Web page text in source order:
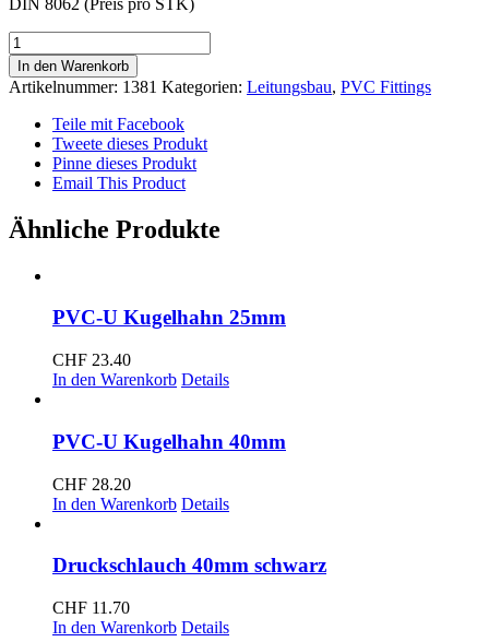
PVC-
U
Druckrohr
transp.
25x1,5mm,
PN10,
Meter
Menge
In den Warenkorb
Artikelnummer: 1381 Kategorien: Leitungsbau, PVC Fittings
Teile mit Facebook
Tweete dieses Produkt
Pinne dieses Produkt
Email This Product
Ähnliche Produkte
PVC-U Kugelhahn 25mm
CHF 23.40
In den Warenkorb Details
PVC-U Kugelhahn 40mm
CHF 28.20
In den Warenkorb Details
Druckschlauch 40mm schwarz
CHF 11.70
In den Warenkorb Details